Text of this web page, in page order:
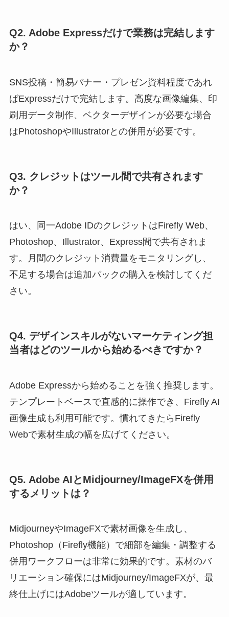
Q2. Adobe Expressだけで業務は完結します
か？
SNS投稿・簡易バナー・プレゼン資料程度であれ
ばExpressだけで完結します。高度な画像編集、印
刷用データ制作、ベクターデザインが必要な場合
はPhotoshopやIllustratorとの併用が必要です。
Q3. クレジットはツール間で共有されます
か？
はい、同一Adobe IDのクレジットはFirefly Web、
Photoshop、Illustrator、Express間で共有されま
す。月間のクレジット消費量をモニタリングし、
不足する場合は追加パックの購入を検討してくだ
さい。
Q4. デザインスキルがないマーケティング担
当者はどのツールから始めるべきですか？
Adobe Expressから始めることを強く推奨します。
テンプレートベースで直感的に操作でき、Firefly AI
画像生成も利用可能です。慣れてきたらFirefly
Webで素材生成の幅を広げてください。
Q5. Adobe AIとMidjourney/ImageFXを併用
するメリットは？
MidjourneyやImageFXで素材画像を生成し、
Photoshop（Firefly機能）で細部を編集・調整する
併用ワークフローは非常に効果的です。素材のバ
リエーション確保にはMidjourney/ImageFXが、最
終仕上げにはAdobeツールが適しています。